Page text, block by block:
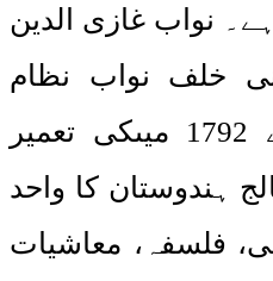
ہے۔ نواب غازی الدین
خلف نواب نظام
الملک آصف جاہ نے 1792 میںکی تعمیر
ہندوستان کا واحد
فلسفہ، معاشیات